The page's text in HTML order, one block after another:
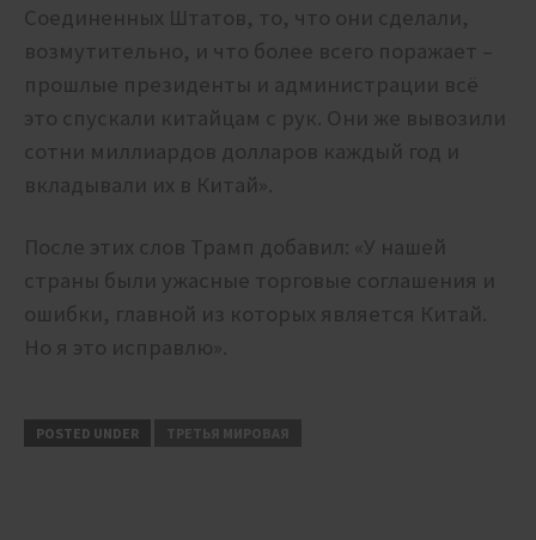
Соединенных Штатов, то, что они сделали,
возмутительно, и что более всего поражает –
прошлые президенты и администрации всё
это спускали китайцам с рук. Они же вывозили
сотни миллиардов долларов каждый год и
вкладывали их в Китай».
После этих слов Трамп добавил: «У нашей
страны были ужасные торговые соглашения и
ошибки, главной из которых является Китай.
Но я это исправлю».
POSTED UNDER ТРЕТЬЯ МИРОВАЯ